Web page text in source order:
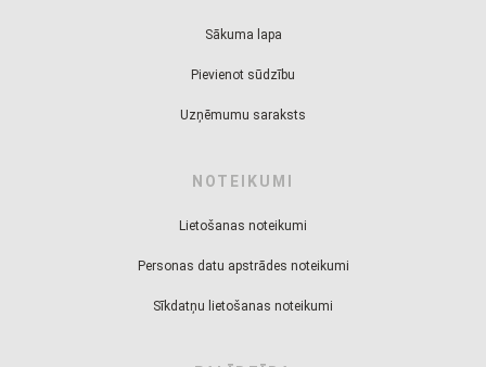
Sākuma lapa
Pievienot sūdzību
Uzņēmumu saraksts
NOTEIKUMI
Lietošanas noteikumi
Personas datu apstrādes noteikumi
Sīkdatņu lietošanas noteikumi